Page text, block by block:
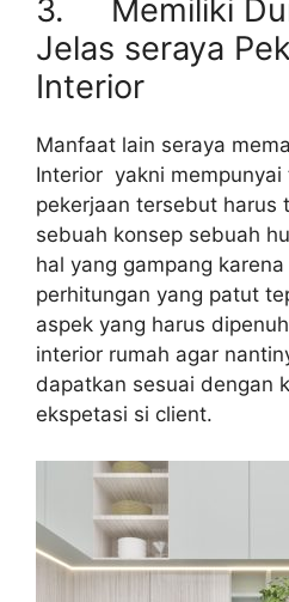
3. Memiliki
Jelas seraya
Interior
Manfaat lain seraya
Interior yakni mempunyai
pekerjaan tersebut harus
sebuah konsep sebuah
hal yang gampang
perhitungan yang patut
aspek yang harus
interior rumah agar
dapatkan sesuai dengan
ekspetasi si client.